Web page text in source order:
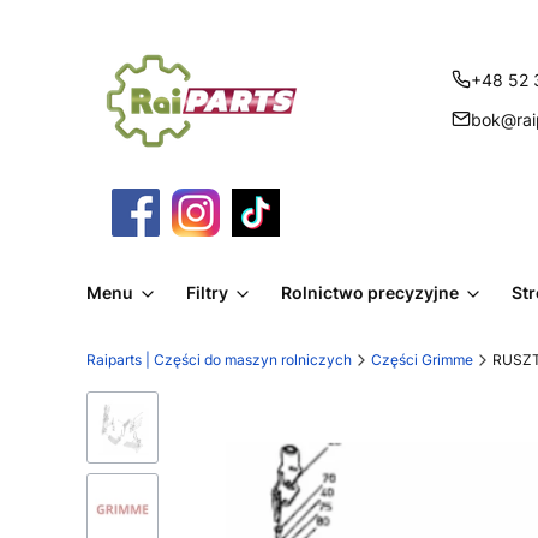
+48 52
Menu Filtry Rolnictwo precyzyjne
Raiparts | Części do maszyn rolniczych Części Grimme